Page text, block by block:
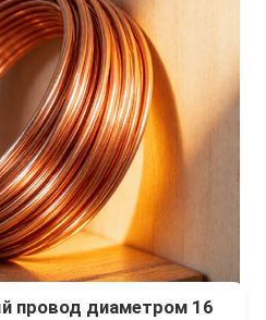
провод диаметром 16